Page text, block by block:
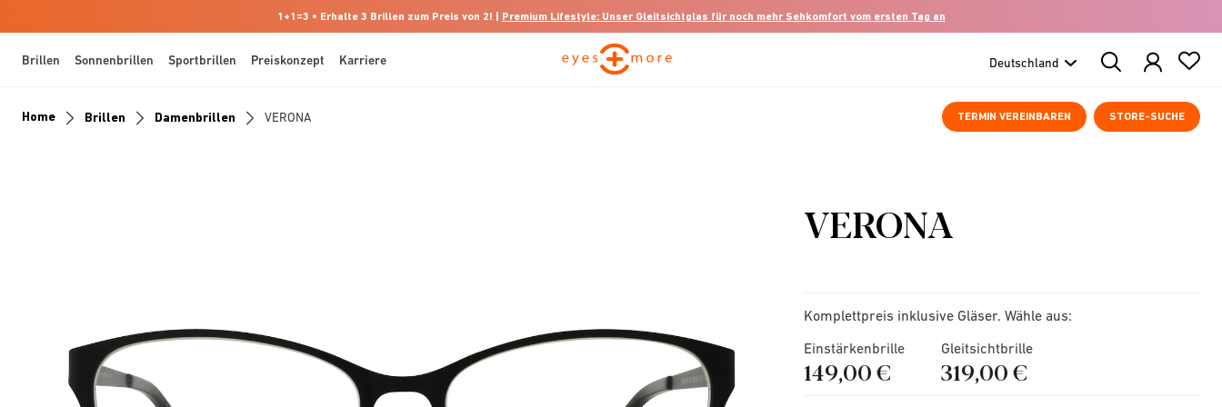
1+1=3 • Erhalte 3 Brillen zum Preis von 2! | Premium Lifestyle: Unser Gleitsichtglas für noch mehr Sehkomfort vom ersten Tag an
Brillen Sonnenbrillen Sportbrillen Preiskonzept Karriere
Search
Products
TERMIN VEREINBAREN STORE-SUCHE
Home Brillen Damenbrillen VERONA
VERONA
Komplettpreis inklusive Gläser. Wähle aus:
Einstärkenbrille
149,00 €
Gleitsichtbrille
319,00 €